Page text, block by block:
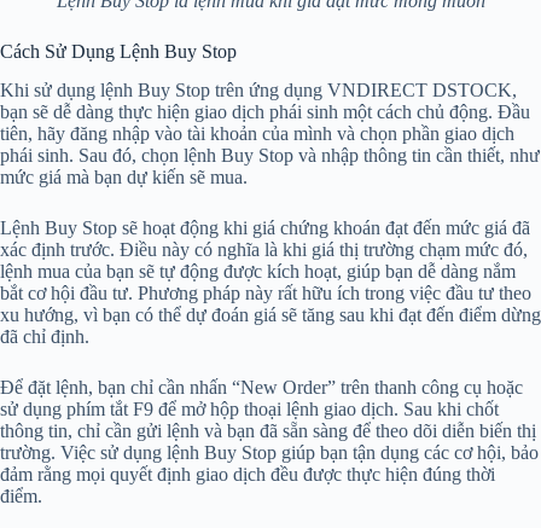
Cách Sử Dụng Lệnh Buy Stop
Khi sử dụng lệnh Buy Stop trên ứng dụng VNDIRECT DSTOCK,
bạn sẽ dễ dàng thực hiện giao dịch phái sinh một cách chủ động. Đầu
tiên, hãy đăng nhập vào tài khoản của mình và chọn phần giao dịch
phái sinh. Sau đó, chọn lệnh Buy Stop và nhập thông tin cần thiết, như
mức giá mà bạn dự kiến sẽ mua.
Lệnh Buy Stop sẽ hoạt động khi giá chứng khoán đạt đến mức giá đã
xác định trước. Điều này có nghĩa là khi giá thị trường chạm mức đó,
lệnh mua của bạn sẽ tự động được kích hoạt, giúp bạn dễ dàng nắm
bắt cơ hội đầu tư. Phương pháp này rất hữu ích trong việc đầu tư theo
xu hướng, vì bạn có thể dự đoán giá sẽ tăng sau khi đạt đến điểm dừng
đã chỉ định.
Để đặt lệnh, bạn chỉ cần nhấn “New Order” trên thanh công cụ hoặc
sử dụng phím tắt F9 để mở hộp thoại lệnh giao dịch. Sau khi chốt
thông tin, chỉ cần gửi lệnh và bạn đã sẵn sàng để theo dõi diễn biến thị
trường. Việc sử dụng lệnh Buy Stop giúp bạn tận dụng các cơ hội, bảo
đảm rằng mọi quyết định giao dịch đều được thực hiện đúng thời
điểm.